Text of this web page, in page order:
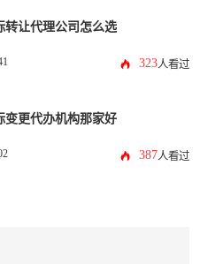
转让代理公司怎么选
323人看过
变更代办机构那家好
387人看过